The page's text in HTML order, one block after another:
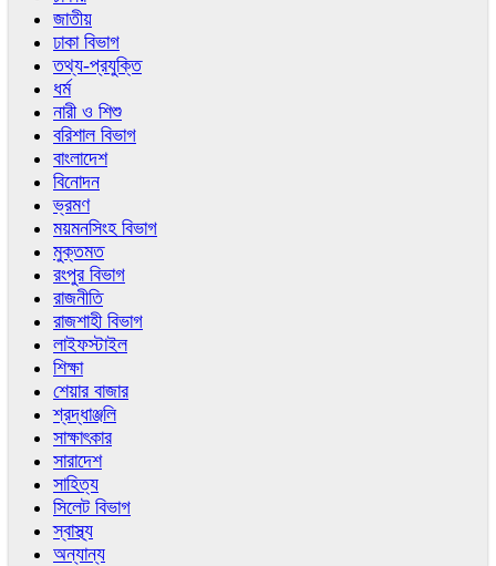
জাতীয়
ঢাকা বিভাগ
তথ্য-প্রযুক্তি
ধর্ম
নারী ও শিশু
বরিশাল বিভাগ
বাংলাদেশ
বিনোদন
ভ্রমণ
ময়মনসিংহ বিভাগ
মুক্তমত
রংপুর বিভাগ
রাজনীতি
রাজশাহী বিভাগ
লাইফস্টাইল
শিক্ষা
শেয়ার বাজার
শ্রদ্ধাঞ্জলি
সাক্ষাৎকার
সারাদেশ
সাহিত্য
সিলেট বিভাগ
স্বাস্থ্য
অন্যান্য